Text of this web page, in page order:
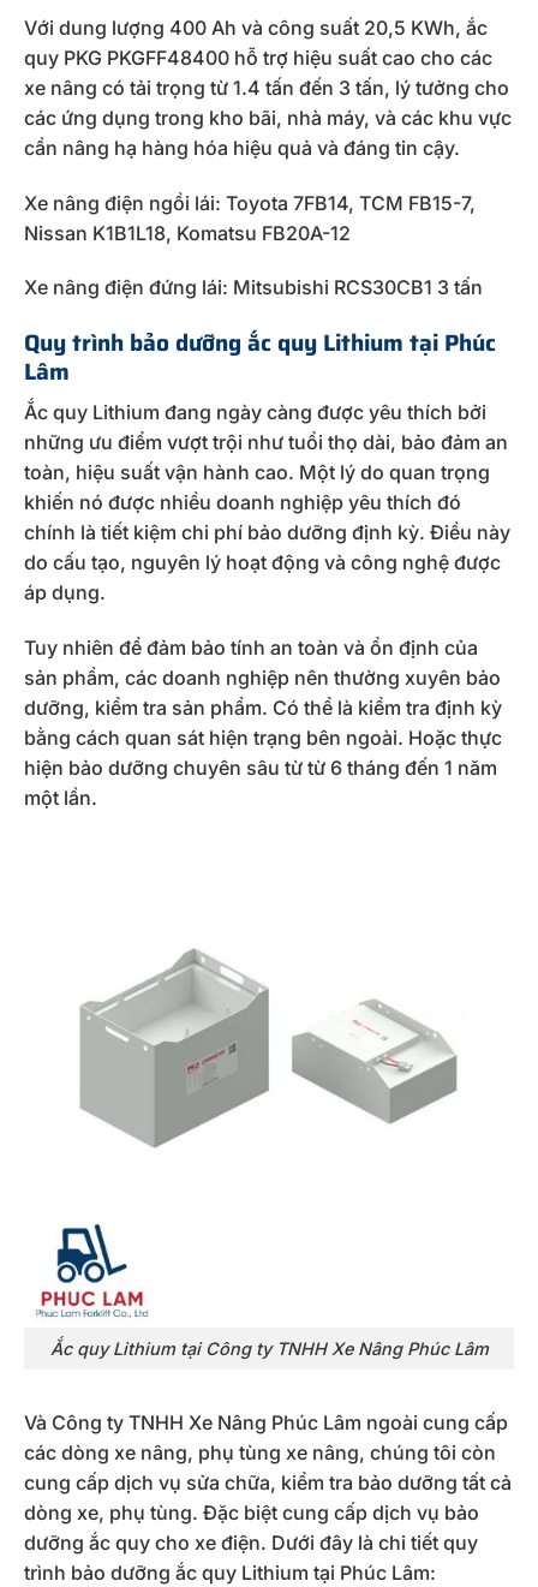
Với dung lượng 400 Ah và công suất 20,5 KWh, ắc
quy PKG PKGFF48400 hỗ trợ hiệu suất cao cho các
xe nâng có tải trọng từ 1.4 tấn đến 3 tấn, lý tưởng cho
các ứng dụng trong kho bãi, nhà máy, và các khu vực
cần nâng hạ hàng hóa hiệu quả và đáng tin cậy.
Xe nâng điện ngồi lái: Toyota 7FB14, TCM FB15-7,
Nissan K1B1L18, Komatsu FB20A-12
Xe nâng điện đứng lái: Mitsubishi RCS30CB1 3 tấn
Quy trình bảo dưỡng ắc quy Lithium tại Phúc
Lâm
Ắc quy Lithium đang ngày càng được yêu thích bởi
những ưu điểm vượt trội như tuổi thọ dài, bảo đảm an
toàn, hiệu suất vận hành cao. Một lý do quan trọng
khiến nó được nhiều doanh nghiệp yêu thích đó
chính là tiết kiệm chi phí bảo dưỡng định kỳ. Điều này
do cấu tạo, nguyên lý hoạt động và công nghệ được
áp dụng.
Tuy nhiên để đảm bảo tính an toàn và ổn định của
sản phẩm, các doanh nghiệp nên thường xuyên bảo
dưỡng, kiểm tra sản phẩm. Có thể là kiểm tra định kỳ
bằng cách quan sát hiện trạng bên ngoài. Hoặc thực
hiện bảo dưỡng chuyên sâu từ từ 6 tháng đến 1 năm
một lần.
Ắc quy Lithium tại Công ty TNHH Xe Nâng Phúc Lâm
Và Công ty TNHH Xe Nâng Phúc Lâm ngoài cung cấp
các dòng xe nâng, phụ tùng xe nâng, chúng tôi còn
cung cấp dịch vụ sửa chữa, kiểm tra bảo dưỡng tất cả
dòng xe, phụ tùng. Đặc biệt cung cấp dịch vụ bảo
dưỡng ắc quy cho xe điện. Dưới đây là chi tiết quy
trình bảo dưỡng ắc quy Lithium tại Phúc Lâm: